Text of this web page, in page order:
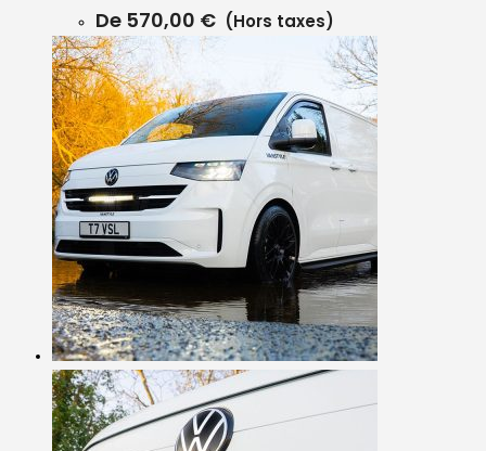
De 570,00 € (Hors taxes)